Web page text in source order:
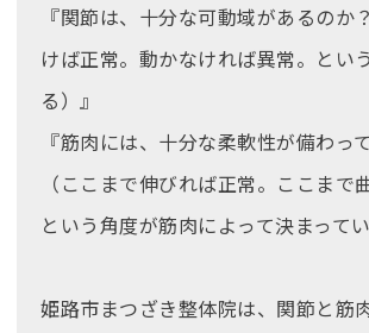
『関節は、十分な可動域があるのか？
けば正常。動かなければ異常。とい
る）』
『筋肉には、十分な柔軟性が備わっ
（ここまで伸びれば正常。ここまで
という角度が筋肉によって決まってい
姫路市まつざき整体院は、関節と筋